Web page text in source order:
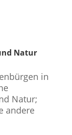
Natur
in
Natur;
andere